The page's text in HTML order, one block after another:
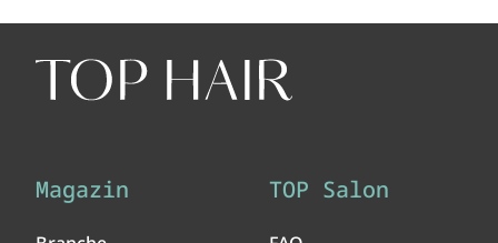
Magazin TOP Salon